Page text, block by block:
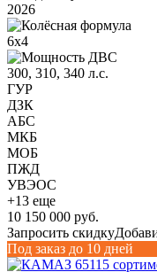
2026
6х4
300, 310, 340 л.с.
ГУР
ДЗК
АБС
МКБ
МОБ
ПЖД
УВЭОС
+13 еще
10 150 000 руб.
Запросить скидку
Под заказ до 10 дней